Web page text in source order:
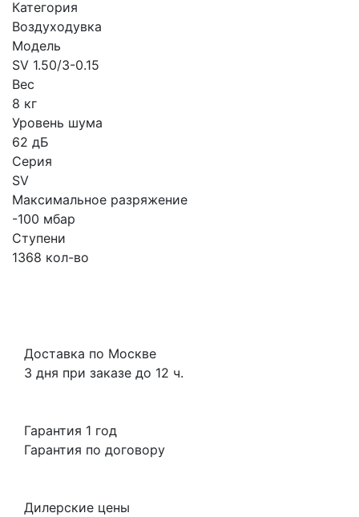
Категория
Воздуходувка
Модель
SV 1.50/3-0.15
Вес
8 кг
Уровень шума
62 дБ
Серия
SV
Максимальное разряжение
-100 мбар
Ступени
1368 кол-во
Доставка по Москве
3 дня при заказе до 12 ч.
Гарантия 1 год
Гарантия по договору
Дилерские цены